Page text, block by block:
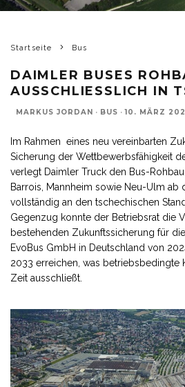
Startseite Bus
DAIMLER BUSES
AUSSCHLIESSLICH IN
MARKUS JORDAN · BUS · 10. MÄRZ
Im Rahmen eines neu vereinbarten
Sicherung der Wettbewerbsfähigkeit
verlegt Daimler Truck den Bus-
Barrois, Mannheim sowie Neu-Ulm ab
vollständig an den tschechischen
Gegenzug konnte der Betriebsrat die
bestehenden Zukunftssicherung für
EvoBus GmbH in Deutschland von
2033 erreichen, was betriebsbedingte
Zeit ausschließt.